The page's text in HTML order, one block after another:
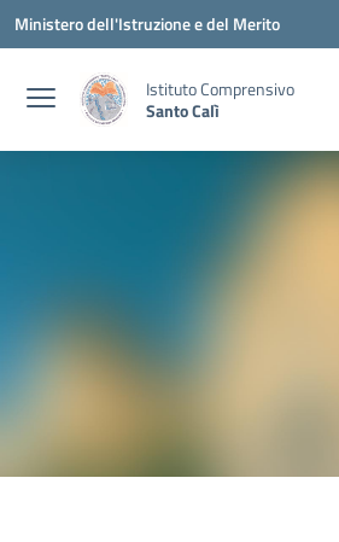
Vai ai contenuti
Vai al menu di navigazione
Vai al footer
Ministero dell'Istruzione e del Merito
Istituto Comprensivo
Santo Calì